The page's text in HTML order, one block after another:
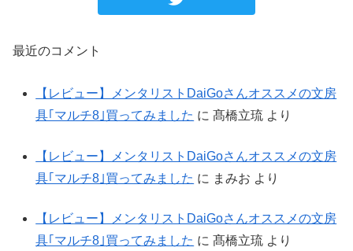
最近のコメント
【レビュー】メンタリストDaiGoさんオススメの文房
具｢マルチ8｣買ってみました に髙橋立琉 より
【レビュー】メンタリストDaiGoさんオススメの文房
具｢マルチ8｣買ってみました に まみお より
【レビュー】メンタリストDaiGoさんオススメの文房
具｢マルチ8｣買ってみました に髙橋立琉 より